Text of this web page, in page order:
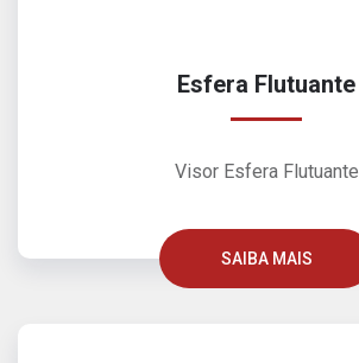
Esfera Flutuante
Visor Esfera Flutuante
SAIBA MAIS